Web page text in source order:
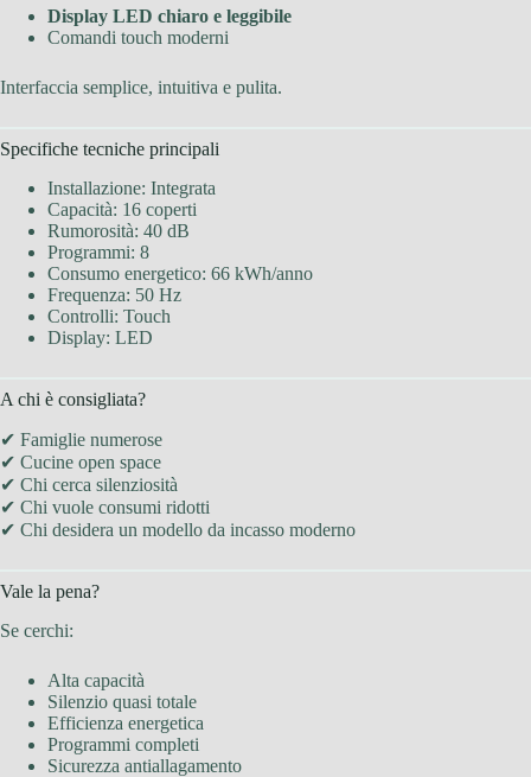
Display LED chiaro e leggibile
Comandi touch moderni
Interfaccia semplice, intuitiva e pulita.
Specifiche tecniche principali
Installazione: Integrata
Capacità: 16 coperti
Rumorosità: 40 dB
Programmi: 8
Consumo energetico: 66 kWh/anno
Frequenza: 50 Hz
Controlli: Touch
Display: LED
A chi è consigliata?
✔ Famiglie numerose
✔ Cucine open space
✔ Chi cerca silenziosità
✔ Chi vuole consumi ridotti
✔ Chi desidera un modello da incasso moderno
Vale la pena?
Se cerchi:
Alta capacità
Silenzio quasi totale
Efficienza energetica
Programmi completi
Sicurezza antiallagamento